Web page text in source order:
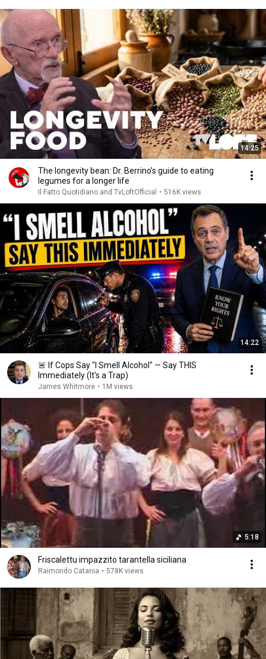
14:25
The longevity bean: Dr. Berrino’s guide to eating
legumes for a longer life
Il Fatto Quotidiano and TvLoftOfficial • 516K views
14:22
🚨 If Cops Say "I Smell Alcohol" — Say THIS
Immediately (It's a Trap)
James Whitmore • 1M views
5:18
Friscalettu impazzito tarantella siciliana
Raimondo Catania • 578K views